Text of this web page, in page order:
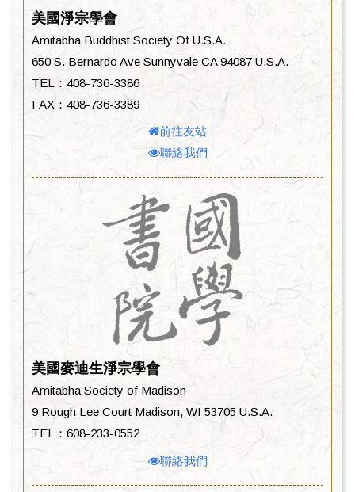
美國淨宗學會
Amitabha Buddhist Society Of U.S.A.
650 S. Bernardo Ave Sunnyvale CA 94087 U.S.A.
TEL：408-736-3386
FAX：408-736-3389
前往友站
聯絡我們
美國麥迪生淨宗學會
Amitabha Society of Madison
9 Rough Lee Court Madison, WI 53705 U.S.A.
TEL：608-233-0552
聯絡我們